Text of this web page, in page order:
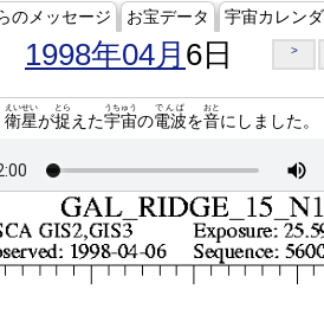
のメッセージ お宝データ 宇宙カレン
1998年04月 6日 >
衛星
えいせい
が捉
とら
えた宇宙
うちゅう
の電波
でんぱ
を音
おと
にしました。